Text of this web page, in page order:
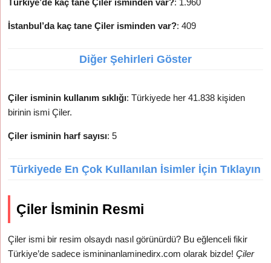
Türkiye’de kaç tane Çiler isminden var?: 1.960
İstanbul’da kaç tane Çiler isminden var?: 409
Diğer Şehirleri Göster
Çiler isminin kullanım sıklığı: Türkiyede her 41.838 kişiden
birinin ismi Çiler.
Çiler isminin harf sayısı: 5
Türkiyede En Çok Kullanılan İsimler İçin Tıklayın
Çiler İsminin Resmi
Çiler ismi bir resim olsaydı nasıl görünürdü? Bu eğlenceli fikir
Türkiye’de sadece ismininanlaminedirx.com olarak bizde!Çiler